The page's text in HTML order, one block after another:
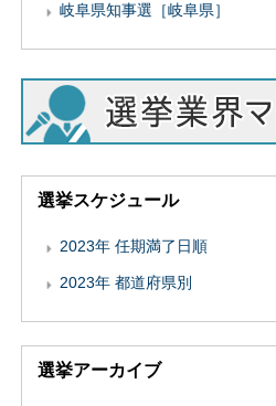
岐阜県知事選［岐阜県］
選挙スケジュール
2023年 任期満了日順
2023年 都道府県別
選挙アーカイブ